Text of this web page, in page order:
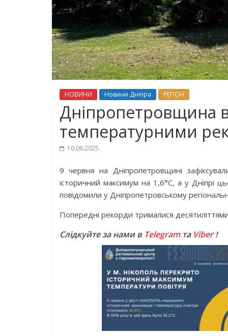
НОВИНИ Новини Дніпра РЕГІОН
Дніпропетровщина
температурними
10.06.2025
9 червня на Дніпропетровщині
історичний максимум на 1,6°С, а у Дніпрі
повідомили у Дніпропетровському
Попередні рекорди трималися
Слідкуйте за нами в Telegramта Viber!